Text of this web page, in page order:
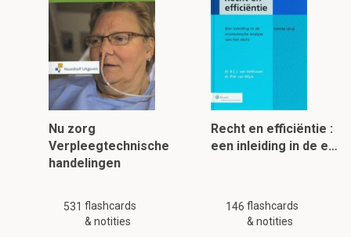
Nu zorg
Verpleegtechnische
handelingen
531 flashcards
& notities
Recht en efficiëntie :
een inleiding in de e…
146 flashcards
& notities